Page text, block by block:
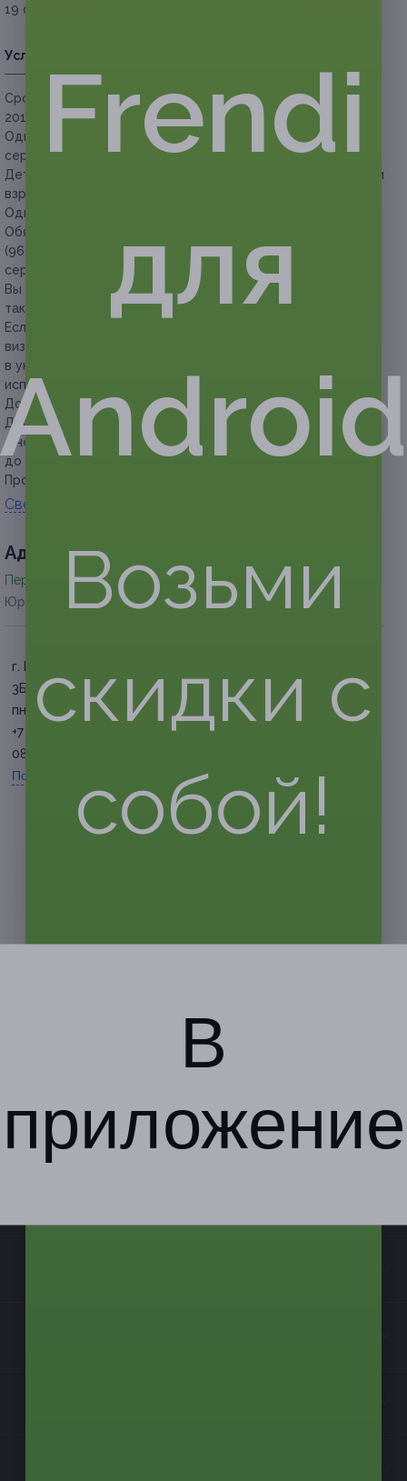
19 февраля 2018 г.
Условия
Срок действия сертификатов:
с 19 февраля до 19 апреля
2018 г. (включительно).
Один человек может купить неограниченное количество
сертификатов для себя или в подарок.
Дети в возрасте до 16 лет должны быть в сопровождении
взрослых.
Один сертификат действует на команду из 2–4 человек.
Обязательна предварительная запись по телефонам: +7
(960) 958-71-30, +7 (913) 089-61-60 после покупки
сертификата для бронирования желаемого времени.
Вы можете предъявить сертификат как в распечатанном,
так и в электронном виде.
Если участник акции не предупреждает об отмене своего
визита за 24 часа до времени записи или не приходит
в указанное время, сертификат считается
использованным.
Дополнительно ничего оплачивать не надо.
Доплата за каждого дополнительного игрока (свыше
4 человек) составляет 500 руб. (в игре может участвовать
до 7 человек).
Продолжительность квеста составляет 60 минут.
Свернуть
Адресa
Перейти на сайт партнера
Юридическая информация о партнёре
г. Барнаул, ул. Аносова, д.
3Б
пн. — вс. 10:00 — 4:00
+7 (960) 958-71-30, +7 (913)
089-61-60
Показать номер телефона
Frendi
для
Android
Возьми
скидки с
собой!
В
приложение